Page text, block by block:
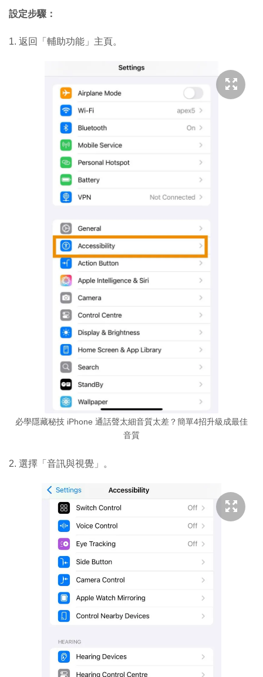
設定步驟：
1. 返回「輔助功能」主頁。
必學隱藏秘技 iPhone 通話聲太細音質太差？簡單4招升級成最佳
音質
2. 選擇「音訊與視覺」。